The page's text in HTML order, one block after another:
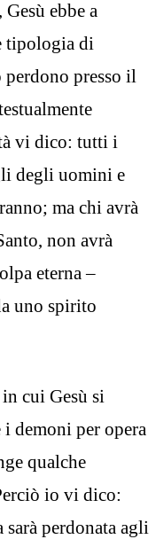
ebbe a
tipologia di
presso il
vi dico: tutti i
degli uomini e
ma chi avrà
non avrà
eterna –
uno spirito
cui Gesù si
i demoni per opera
qualche
io vi dico:
sarà perdonata agli